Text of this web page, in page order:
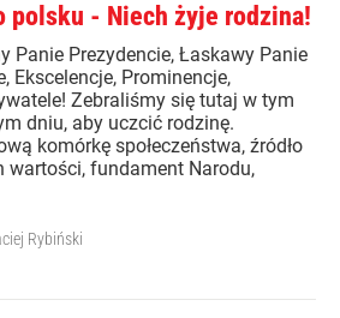
polsku - Niech żyje rodzina!
Panie Prezydencie, Łaskawy Panie
Ekscelencje, Prominencje,
Zebraliśmy się tutaj w tym
dniu, aby uczcić rodzinę.
komórkę społeczeństwa, źródło
wartości, fundament Narodu,
Rybiński